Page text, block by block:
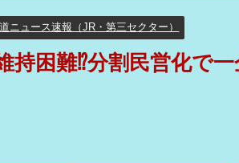
ニュース速報（JR・第三セクター）
持困難⁉分割民営化で